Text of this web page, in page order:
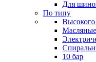
Для
По типу
Высокого
Масляные
10 бар